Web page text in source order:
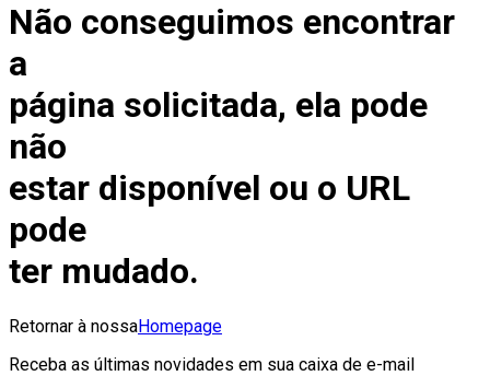
Não conseguimos encontrar
a
página solicitada, ela pode
não
estar disponível ou o URL
pode
ter mudado.
Retornar à nossaHomepage
Receba as últimas novidades em sua caixa de e-mail